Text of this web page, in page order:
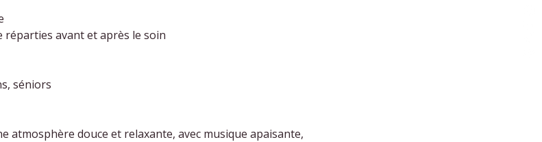
réparties avant et après le soin
séniors
atmosphère douce et relaxante, avec musique apaisante,